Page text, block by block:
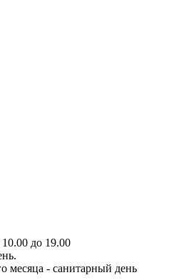
до 19.00
месяца - санитарный день